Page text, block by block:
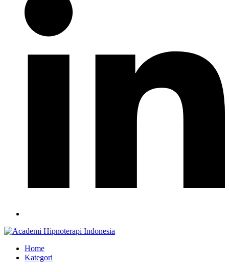
Home
Kategori